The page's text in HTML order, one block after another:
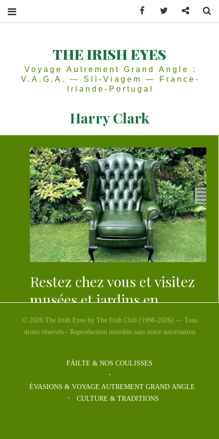
THE IRISH EYES
Voyage Autrement Grand Angle :
V.A.G.A. — Slì-Viagem — France-
Irlande-Portugal
Harry Clark
Restez chez vous et visitez
musées et jardins en
Irlande # 1 – Dublin
© 2026 The Irish Eyes by The Irish Club (1996-2026) — Tous
droits réservés - Reproduction interdite sans notre autorisation
FÁILTE & NOS COULISSES
ÉVASIONS & VOYAGE AUTREMENT GRAND ANGLE
CULTURE & TRADITIONS
Facebook Twitter